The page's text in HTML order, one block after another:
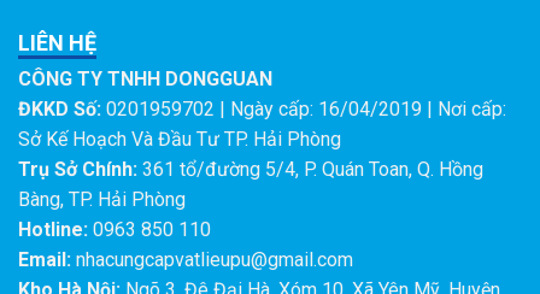
Trụ Sở Chính:
Bàng, TP. Hải Phòng
Hotline: 0963 850 110
Email: nhacungcapvatlieupu@gmail.com
Kho Hà Nội: Ngõ 3, Đê Đại Hà, Xóm 10, Xã Yên Mỹ, Huyện
Thanh Trì, Hà Nội
Điện Thoại: 0963 850 110
Kho Tp - HCM:
27 KP6, Trần Thị Do, P. Hiệp Thành, Q.12, TP
HCM